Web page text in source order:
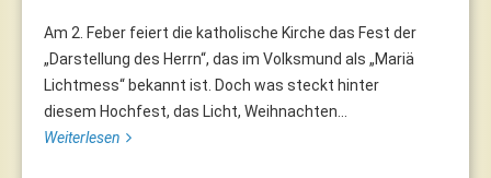
Am 2. Feber feiert die katholische Kirche das Fest der
„Darstellung des Herrn“, das im Volksmund als „Mariä
Lichtmess“ bekannt ist. Doch was steckt hinter
diesem Hochfest, das Licht, Weihnachten...
Weiterlesen